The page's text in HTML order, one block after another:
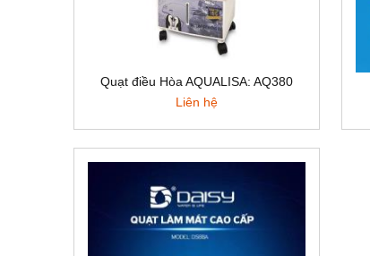
Quạt điều Hòa AQUALISA: AQ380
Liên hệ